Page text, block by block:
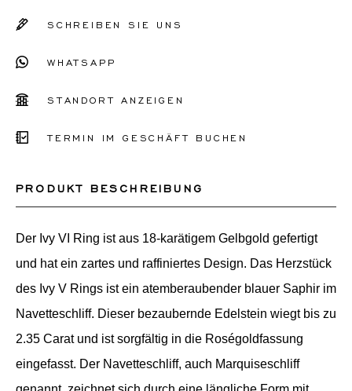
SCHREIBEN SIE UNS
WHATSAPP
STANDORT ANZEIGEN
TERMIN IM GESCHÄFT BUCHEN
PRODUKT BESCHREIBUNG
Der Ivy VI Ring ist aus 18-karätigem Gelbgold gefertigt
und hat ein zartes und raffiniertes Design. Das Herzstück
des Ivy V Rings ist ein atemberaubender blauer Saphir im
Navetteschliff. Dieser bezaubernde Edelstein wiegt bis zu
2.35 Carat und ist sorgfältig in die Roségoldfassung
eingefasst. Der Navetteschliff, auch Marquiseschliff